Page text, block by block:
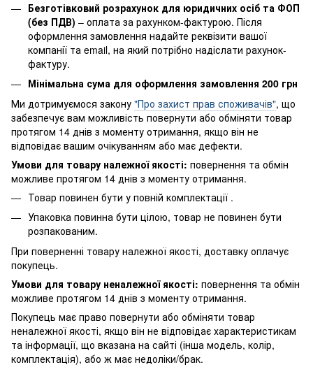
Безготівковий розрахунок для юридичних осіб та ФОП
(без ПДВ) – оплата за рахунком-фактурою. Після
оформлення замовлення надайте реквізити вашої
компанії та email, на який потрібно надіслати рахунок-
фактуру.
Мінімальна сума для оформлення замовлення 200 грн
Ми дотримуємося закону "Про захист прав споживачів", що
забезпечує вам можливість повернути або обміняти товар
протягом 14 днів з моменту отримання, якщо він не
відповідає вашим очікуванням або має дефекти.
Умови для товару належної якості: повернення та обмін
можливе протягом 14 днів з моменту отримання.
Товар повинен бути у повній комплектації .
Упаковка повинна бути цілою, товар не повинен бути
розпакованим.
При поверненні товару належної якості, доставку оплачує
покупець.
Умови для товару неналежної якості: повернення та обмін
можливе протягом 14 днів з моменту отримання.
Покупець має право повернути або обміняти товар
неналежної якості, якщо він не відповідає характеристикам
та інформації, що вказана на сайті (інша модель, колір,
комплектація), або ж має недоліки/брак.